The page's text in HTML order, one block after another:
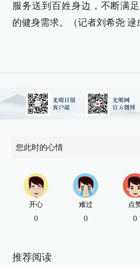
服务送到百姓身边，不断满
的健身需求。（记者刘希尧 逯
您此时的心情
开心
0
难过
0
点
0
推荐阅读